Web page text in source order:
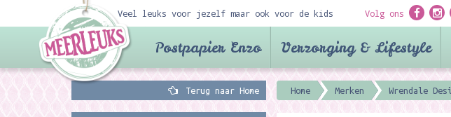
Veel leuks voor jezelf maar ook voor de kids Volg ons
Postpapier Enzo Verzorging & Lifestyle
Terug naar Home Home Merken Wrendale